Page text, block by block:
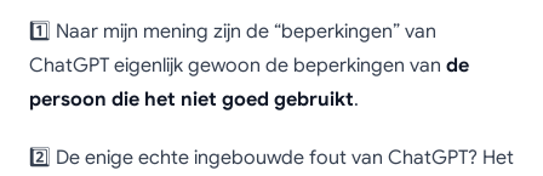
1️⃣ Naar mijn mening zijn de “beperkingen” van
ChatGPT eigenlijk gewoon de beperkingen van de
persoon die het niet goed gebruikt.
2️⃣ De enige echte ingebouwde fout van ChatGPT? Het